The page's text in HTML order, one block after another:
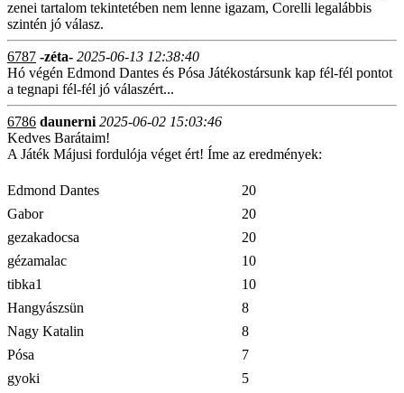
zenei tartalom tekintetében nem lenne igazam, Corelli legalábbis
szintén jó válasz.
6787 -zéta- 2025-06-13 12:38:40
Hó végén Edmond Dantes és Pósa Játékostársunk kap fél-fél pontot
a tegnapi fél-fél jó válaszért...
6786 daunerni 2025-06-02 15:03:46
Kedves Barátaim!
A Játék Májusi fordulója véget ért! Íme az eredmények:
Edmond Dantes
20
Gabor
20
gezakadocsa
20
gézamalac
10
tibka1
10
Hangyászsün
8
Nagy Katalin
8
Pósa
7
gyoki
5